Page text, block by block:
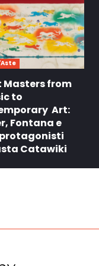
Masters from
to
Art:
Fontana e
Catawiki